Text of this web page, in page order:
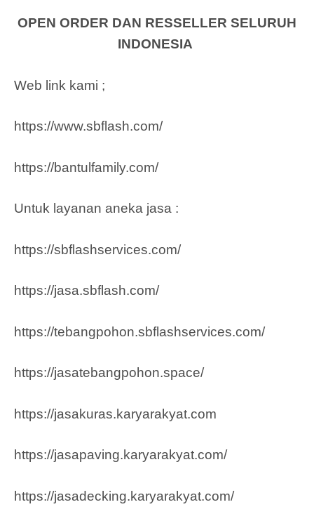
OPEN ORDER DAN RESSELLER SELURUH
INDONESIA
Web link kami ;
https://www.sbflash.com/
https://bantulfamily.com/
Untuk layanan aneka jasa :
https://sbflashservices.com/
https://jasa.sbflash.com/
https://tebangpohon.sbflashservices.com/
https://jasatebangpohon.space/
https://jasakuras.karyarakyat.com
https://jasapaving.karyarakyat.com/
https://jasadecking.karyarakyat.com/